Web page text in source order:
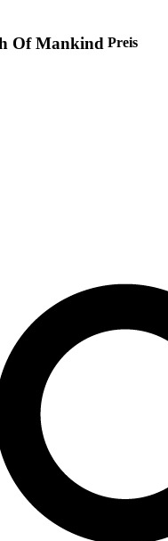
Of Mankind Preis